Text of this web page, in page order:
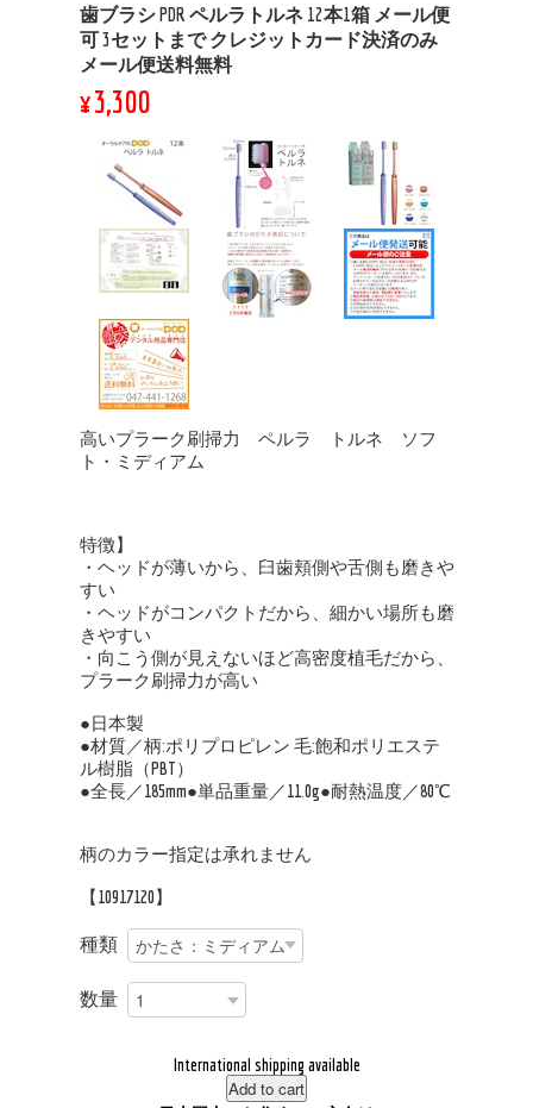
歯ブラシ PDR ペルラトルネ 12本1箱 メール便
可 3セットまで クレジットカード決済のみ
メール便送料無料
¥3,300
高いプラーク刷掃力 ペルラ トルネ ソフ
ト・ミディアム
特徴】
・ヘッドが薄いから、臼歯頬側や舌側も磨きや
すい
・ヘッドがコンパクトだから、細かい場所も磨
きやすい
・向こう側が見えないほど高密度植毛だから、
プラーク刷掃力が高い
●日本製
●材質／柄:ポリプロピレン 毛:飽和ポリエステ
ル樹脂（PBT）
●全長／185mm●単品重量／11.0g●耐熱温度／80℃
柄のカラー指定は承れません
【10917120】
種類
数量
International shipping available
Add to cart